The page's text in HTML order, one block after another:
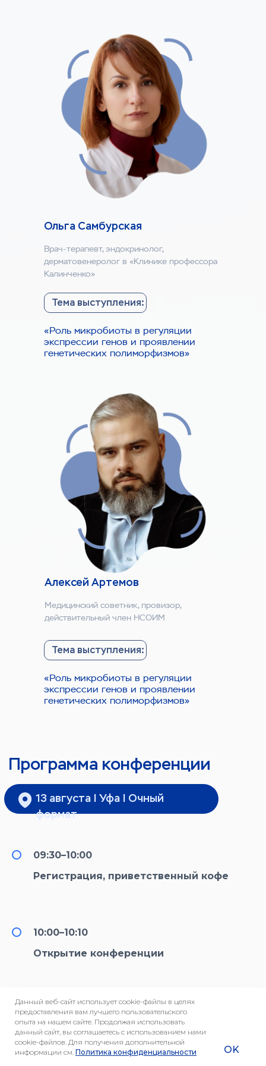
Медицинский советник, провизор,
действительный член НСОИМ
Тема выступления:
«Роль микробиоты в регуляции
экспрессии генов и проявлении
генетических полиморфизмов»
Алексей Артемов
«Роль микробиоты в регуляции
экспрессии генов и проявлении
генетических полиморфизмов»
Тема выступления:
Врач-терапевт, эндокринолог,
дерматовенеролог в «Клинике профессора
Калинченко»
Ольга Самбурская
09:30–10:00
Регистрация, приветственный кофе
10:00–10:10
Открытие конференции
10:10–11:00
Валерий Полуновский
Тема:Генетика в превентивной
инициативы в направлении Healthnet
и патент, подтверждающий
уникальность и эффективность
исследований.
Как проходят наши
Партнеры конференции
Медицинская конференция —
пространство, где объединяются
практикующие врачи, специалисты
в области генетики и лидеры
медицинского рынка.
Станьте партнёром конференции
и частью профессионального
сообщества, формирующего будущее
Стать партнером конференции
Данный веб-сайт использует cookie-файлы в целях
предоставления вам лучшего пользовательского
опыта на нашем сайте. Продолжая использовать
данный сайт, вы соглашаетесь с использованием нами
cookie-файлов. Для получения дополнительной
информации см. Политика конфиденциальности OK